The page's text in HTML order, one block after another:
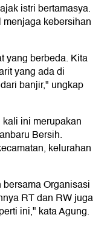
istri bertamasya.
kebersihan
yang berbeda. Kita
yang ada di
banjir," ungkap
ini merupakan
Bersih.
kelurahan
Organisasi
RT dan RW juga
ini," kata Agung.